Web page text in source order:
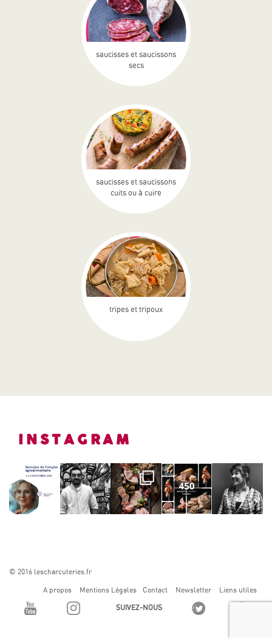
saucisses et saucissons
secs
saucisses et saucissons
cuits ou à cuire
tripes et tripoux
INSTAGRAM
© 2016 lescharcuteries.fr
A propos Mentions Légales Contact Newsletter Liens utiles
SUIVEZ-NOUS